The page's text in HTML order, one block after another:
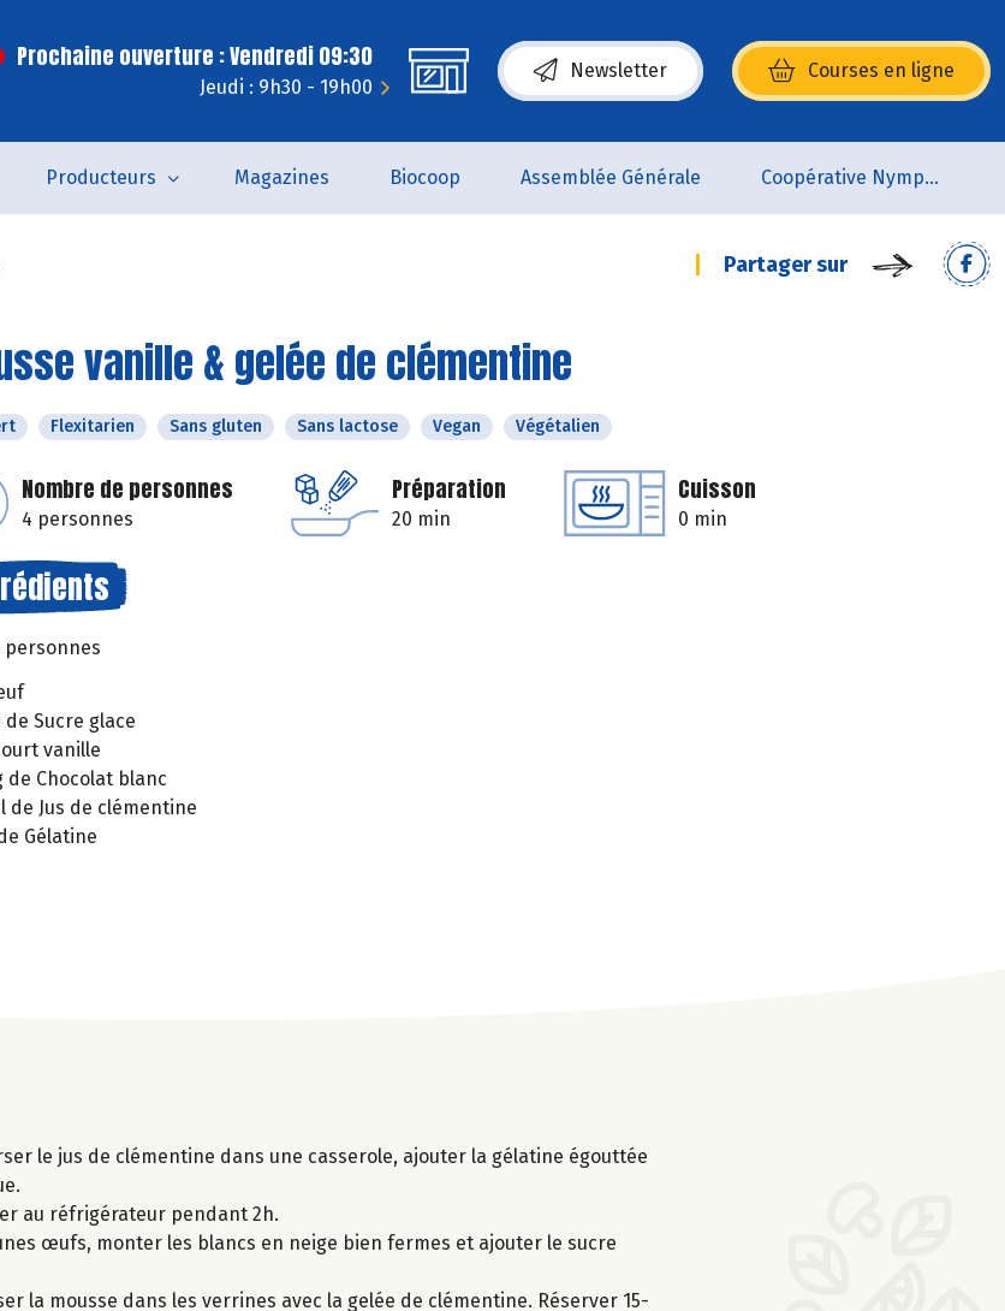
Prochaine ouverture : Vendredi 09:30
Jeudi : 9h30 - 19h00
Newsletter Courses en ligne
(s’ouvre dans une nouvelle fenêtre)
Producteurs Magazines Biocoop Assemblée Générale Coopérative Nymphéa
Partager sur
vanille & gelée de clémentine
Flexitarien Sans gluten Sans lactose Vegan Végétalien
Nombre de personnes
4 personnes
Préparation
20 min
Cuisson
0 min
personnes
de Sucre glace
vanille
de Chocolat blanc
de Jus de clémentine
Gélatine
le jus de clémentine dans une casserole, ajouter la gélatine égouttée
au réfrigérateur pendant 2h.
œufs, monter les blancs en neige bien fermes et ajouter le sucre
la mousse dans les verrines avec la gelée de clémentine. Réserver 15-